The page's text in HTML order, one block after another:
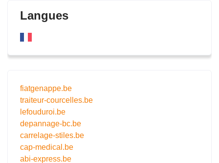
Langues
fiatgenappe.be
traiteur-courcelles.be
lefouduroi.be
depannage-bc.be
carrelage-stiles.be
cap-medical.be
abi-express.be